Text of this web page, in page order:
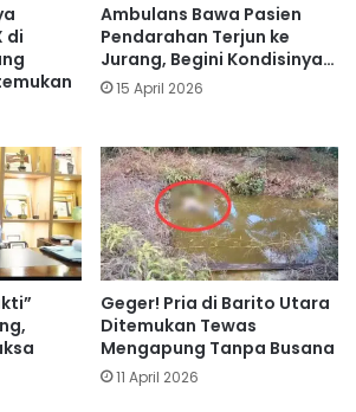
di
Ambulans Bawa Pasien
Pendarahan Terjun ke
Jurang, Begini Kondisinya…
15 April 2026
Geger! Pria di Barito Utara
Ditemukan Tewas
Mengapung Tanpa Busana
11 April 2026